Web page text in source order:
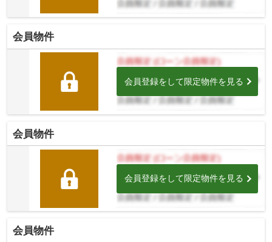
会員物件
会員登録をして限定物件を見る
会員物件
会員登録をして限定物件を見る
会員物件